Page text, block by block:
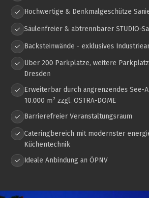
Hochwertige & Denkmalgeschütze
Säulenfreier & abtrennbarer STUDIO-
Backsteinwände - exklusives
Über 200 Parkplätze, weitere
Dresden
Erweiterbar durch angrenzendes See-
10.000 m² zzgl. OSTRA-DOME
Barrierefreier Veranstaltungsraum
Cateringbereich mit modernster
Küchentechnik
Ideale Anbindung an ÖPNV